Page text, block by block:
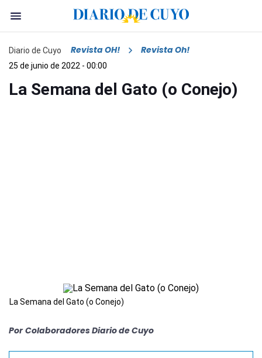
Diario de Cuyo Revista OH! Revista Oh!
25 de junio de 2022 - 00:00
La Semana del Gato (o Conejo)
La Semana del Gato (o Conejo)
Por Colaboradores Diario de Cuyo